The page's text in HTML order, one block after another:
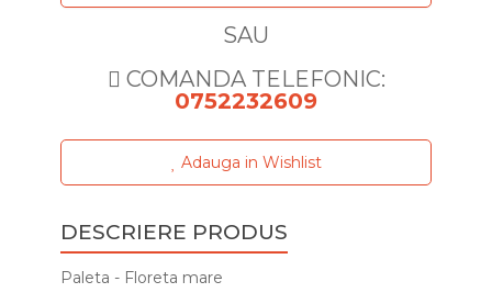
SAU
COMANDA TELEFONIC:
0752232609
Adauga in Wishlist
DESCRIERE PRODUS
Paleta - Floreta mare